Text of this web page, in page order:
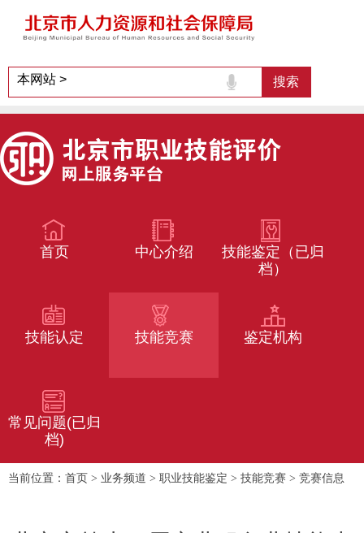
首页 中心介绍
技能鉴定（已归
档）
技能认定 技能竞赛 鉴定机构
常见问题(已归
档)
当前位置： 首页 > 业务频道 > 职业技能鉴定 > 技能竞赛 > 竞赛信息